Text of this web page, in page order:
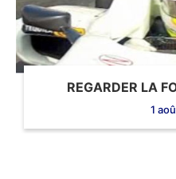
REGARDER LA
1